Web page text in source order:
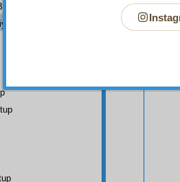
Eser-i İnâyet-i Rabbâniye
Birinci Zeyli